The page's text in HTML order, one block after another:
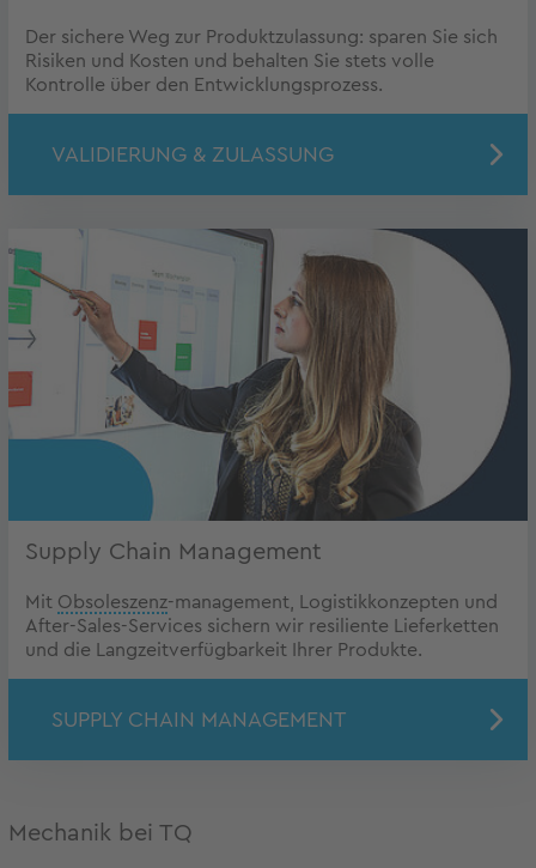
Der sichere Weg zur Produktzulassung: sparen Sie sich
Risiken und Kosten und behalten Sie stets volle
Kontrolle über den Entwicklungsprozess.
VALIDIERUNG & ZULASSUNG
Supply Chain Management
Mit Obsoleszenz-management, Logistikkonzepten und
After-Sales-Services sichern wir resiliente Lieferketten
und die Langzeitverfügbarkeit Ihrer Produkte.
SUPPLY CHAIN MANAGEMENT
Mechanik bei TQ